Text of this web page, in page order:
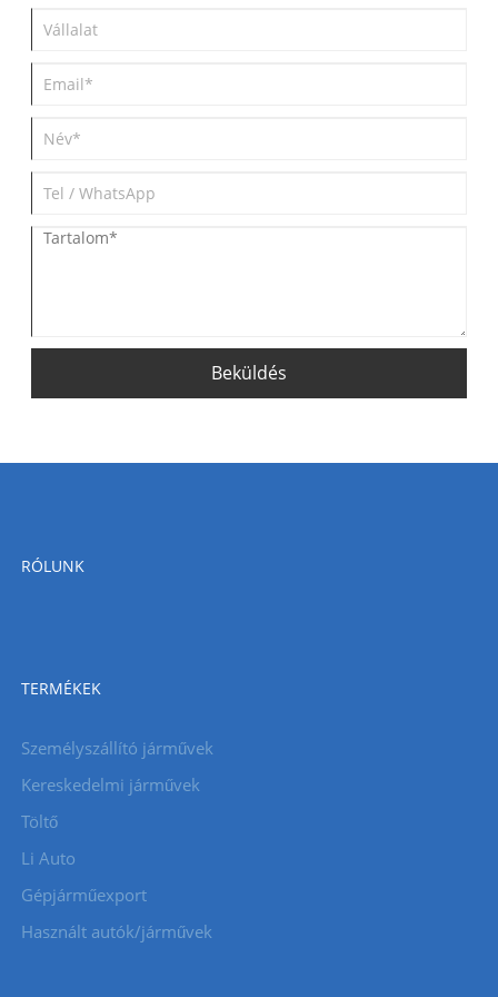
Beküldés
RÓLUNK
TERMÉKEK
Személyszállító járművek
Kereskedelmi járművek
Töltő
Li Auto
Gépjárműexport
Használt autók/járművek